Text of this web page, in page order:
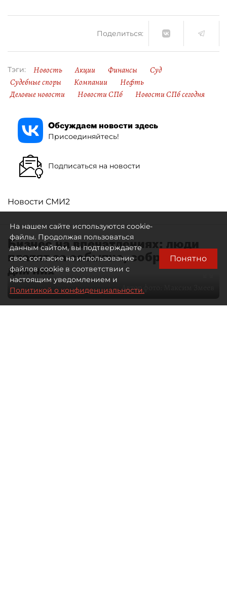
Поделиться:
Тэги: Новость Акции Финансы
Суд
Судебные споры
Компании
Нефть
Деловые новости
Новости СПб Новости СПб сегодня
Обсуждаем новости здесь
Присоединяйтесь!
Подписаться на новости
Новости СМИ2
Бизнес на впечатлениях: люди
платят за событие, собранное
для них
Автор фото:
На нашем сайте используются cookie-
файлы. Продолжая пользоваться
данным сайтом, вы подтверждаете
свое согласие на использование
файлов cookie в соответствии с
настоящим уведомлением и
Политикой о конфиденциальности.
Понятно